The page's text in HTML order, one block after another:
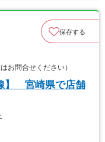
保存する
問合せください）
】 宮崎県で店舗